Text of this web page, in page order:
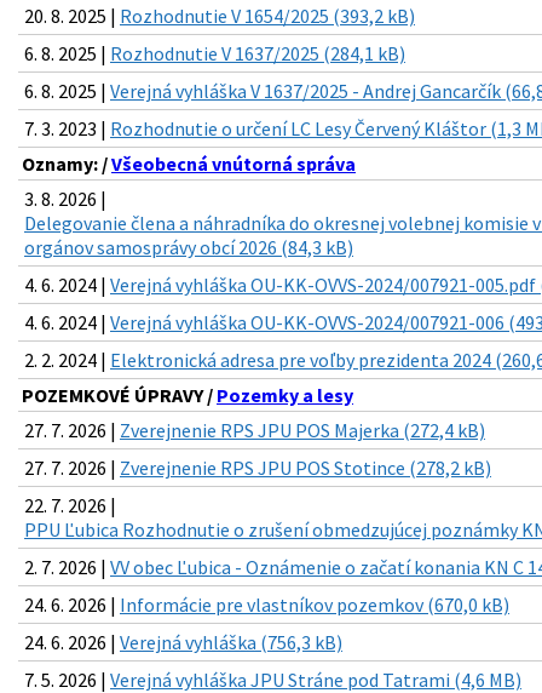
20. 8. 2025 | Rozhodnutie V 1654/2025 (393,2 kB)
6. 8. 2025 | Rozhodnutie V 1637/2025 (284,1 kB)
6. 8. 2025 | Verejná vyhláška V 1637/2025 - Andrej Gancarčík
7. 3. 2023 | Rozhodnutie o určení LC Lesy Červený Kláštor (1,3
Oznamy: /Všeobecná vnútorná správa
3. 8. 2026 |
Delegovanie člena a náhradníka do okresnej volebnej komisie
orgánov samosprávy obcí 2026 (84,3 kB)
4. 6. 2024 | Verejná vyhláška OU-KK-OVVS-2024/007921-005.pdf
4. 6. 2024 | Verejná vyhláška OU-KK-OVVS-2024/007921-006
2. 2. 2024 | Elektronická adresa pre voľby prezidenta 2024
POZEMKOVÉ ÚPRAVY / Pozemky a lesy
27. 7. 2026 | Zverejnenie RPS JPU POS Majerka (272,4 kB)
27. 7. 2026 | Zverejnenie RPS JPU POS Stotince (278,2 kB)
22. 7. 2026 |
PPU Ľubica Rozhodnutie o zrušení obmedzujúcej poznámky
2. 7. 2026 | VV obec Ľubica - Oznámenie o začatí konania KN C
24. 6. 2026 | Informácie pre vlastníkov pozemkov (670,0 kB)
24. 6. 2026 | Verejná vyhláška (756,3 kB)
7. 5. 2026 | Verejná vyhláška JPU Stráne pod Tatrami (4,6 MB)